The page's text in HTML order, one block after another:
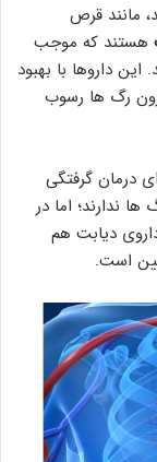
مانند قرص
هستند که موجب
داروها با بهبود
رگ ها رسوب
درمان گرفتگی
ندارند؛ اما در
دیابت هم
است.